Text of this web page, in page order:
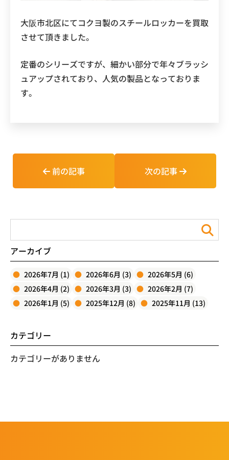
大阪市北区にてコクヨ製のスチールロッカーを買取
させて頂きました。
定番のシリーズですが、細かい部分で年々ブラッシ
ュアップされており、人気の製品となっておりま
す。
前の記事 次の記事
アーカイブ
2026年7月 (1) 2026年6月 (3)
2026年5月 (6)
2026年4月 (2)
2026年3月 (3)
2026年2月 (7)
2026年1月 (5)
2025年12月 (8) 2025年11月 (13)
カテゴリー
カテゴリーがありません